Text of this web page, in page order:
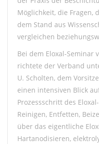
Möglichkeit, die Fragen,
dem Stand aus
vergleichen
Bei dem Eloxal-Seminar
richtete der Verband
U. Scholten, dem
einen intensiven Blick
Prozessschritt des
Reinigen, Entfetten,
über das eigentliche
Hartanodisieren,